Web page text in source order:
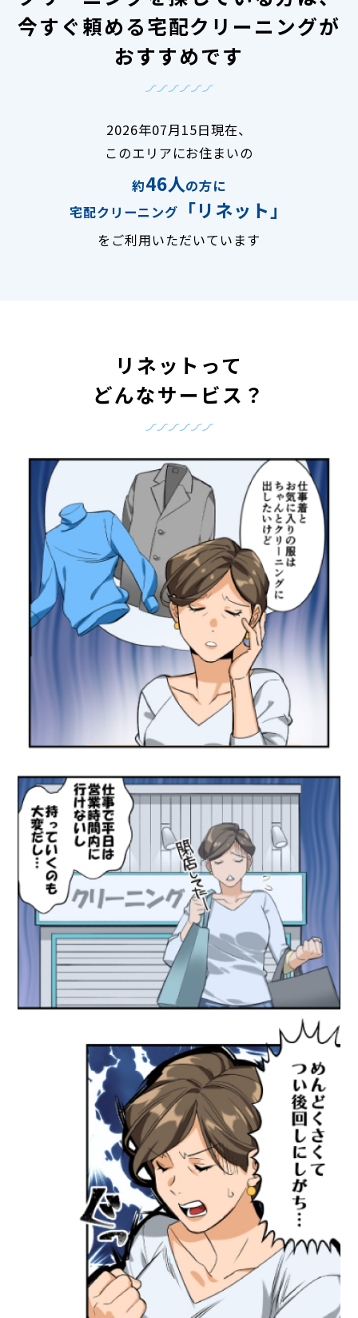
今すぐ頼める宅配クリーニングが
おすすめです
2026年07月15日現在、
このエリアにお住まいの
約46人の方に
宅配クリーニング
「リネット」
をご利用いただいています
リネットって
どんなサービス？